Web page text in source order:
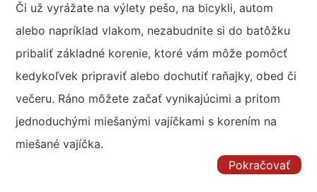
Či už vyrážate na výlety pešo, na bicykli, autom
alebo napríklad vlakom, nezabudnite si do batôžku
pribaliť základné korenie, ktoré vám môže pomôcť
kedykoľvek pripraviť alebo dochutiť raňajky, obed či
večeru. Ráno môžete začať vynikajúcimi a pritom
jednoduchými miešanými vajíčkami s korením na
miešané vajíčka.
Pokračovať